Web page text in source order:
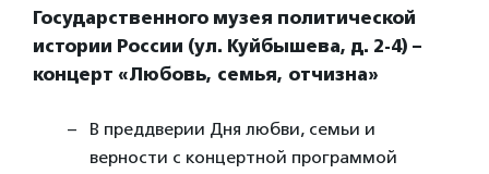
Государственного музея политической
истории России (ул. Куйбышева, д. 2-4) –
концерт «Любовь, семья, отчизна»
В преддверии Дня любви, семьи и
верности с концертной программой